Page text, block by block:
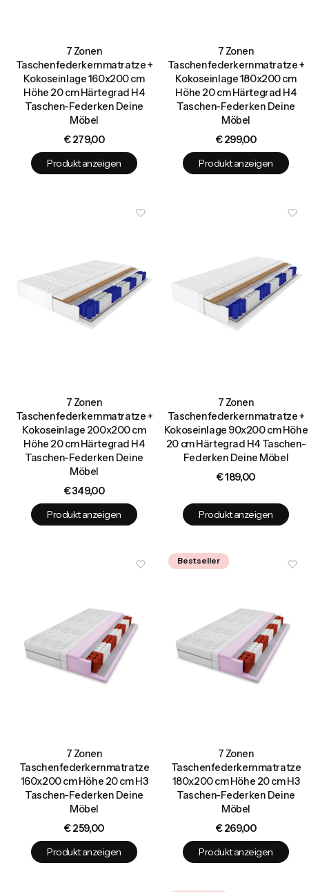
7 Zonen
Taschenfederkernmatratze +
Kokoseinlage 160x200 cm
Höhe 20 cm Härtegrad H4
Taschen-Federken Deine
Möbel
Preis
€ 279,00
Produkt anzeigen
7 Zonen
Taschenfederkernmatratze +
Kokoseinlage 180x200 cm
Höhe 20 cm Härtegrad H4
Taschen-Federken Deine
Möbel
Preis
€ 299,00
Produkt anzeigen
7 Zonen
Taschenfederkernmatratze +
Kokoseinlage 200x200 cm
Höhe 20 cm Härtegrad H4
Taschen-Federken Deine
Möbel
Preis
€ 349,00
Produkt anzeigen
7 Zonen
Taschenfederkernmatratze +
Kokoseinlage 90x200 cm Höhe
20 cm Härtegrad H4 Taschen-
Federken Deine Möbel
Preis
€ 189,00
Produkt anzeigen
7 Zonen
Taschenfederkernmatratze
160x200 cm Höhe 20 cm H3
Taschen-Federken Deine
Möbel
Preis
€ 259,00
Produkt anzeigen
Bestseller
7 Zonen
Taschenfederkernmatratze
180x200 cm Höhe 20 cm H3
Taschen-Federken Deine
Möbel
Preis
€ 269,00
Produkt anzeigen